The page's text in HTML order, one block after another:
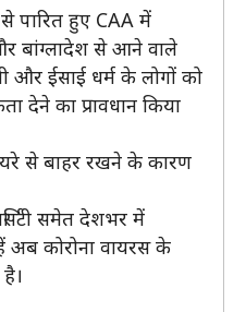
पारित हुए CAA में
बांग्लादेश से आने वाले
और ईसाई धर्म के लोगों को
देने का प्रावधान किया
से बाहर रखने के कारण
समेत देशभर में
अब कोरोना वायरस के